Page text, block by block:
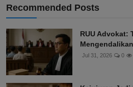
Recommended Posts
RUU Advokat:
Jul 31, 2026 0